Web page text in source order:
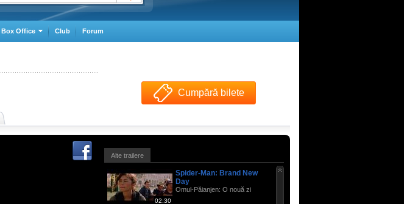
Box Office Club Forum
Cumpără bilete
Alte trailere
02:30
Spider-Man: Brand New
Day
Omul-Păianjen: O nouă zi